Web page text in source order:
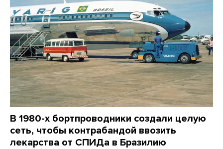
В 1980-х бортпроводники создали целую
сеть, чтобы контрабандой ввозить
лекарства от СПИДа в Бразилию